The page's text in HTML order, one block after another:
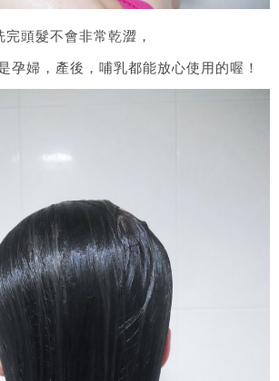
頭髮不會非常乾澀，
孕婦，產後，哺乳都能放心使用的喔！